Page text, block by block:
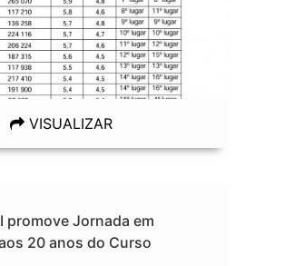
VISUALIZAR
promove Jornada em
20 anos do Curso